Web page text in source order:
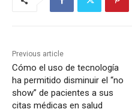
Previous article
Cómo el uso de tecnología
ha permitido disminuir el “no
show” de pacientes a sus
citas médicas en salud